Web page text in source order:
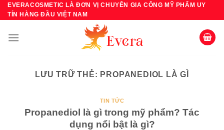
Bỏ
qua
dung
EVERACOSMETIC LÀ ĐƠN VỊ CHUYÊN GIA CÔNG MỸ PHẨM UY
TÍN HÀNG ĐẦU VIỆT NAM
LƯU TRỮ THẺ: PROPANEDIOL LÀ GÌ
TIN TỨC
Propanediol là gì trong mỹ phẩm? Tác
dụng nổi bật là gì?